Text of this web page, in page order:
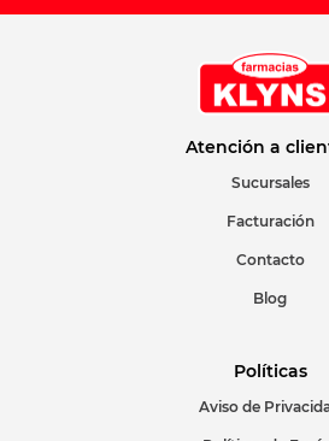
Atención a
Sucursales
Facturación
Contacto
Blog
Políticas
Aviso de